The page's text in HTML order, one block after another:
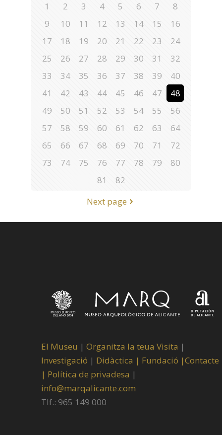
1 2 3 4 5 6 7
8
9
10 11 12 13 14 15
16
17
18 19 20 21 22 23
24
25
26 27 28 29 30 31
32
33
34 35 36 37 38 39
40
41
42 43 44 45 46 47
48
49
50 51 52 53 54 55
56
57
58 59 60 61 62 63
64
65
66 67 68 69 70 71
72
73
74 75 76 77 78 79
80
81
82
Next page
El Museu | Organitza la teua Visita |
Investigació | Didàctica | Fundació |Contacte
| Política de privadesa |
info@marqalicante.com
Tlf.: 965 149 000